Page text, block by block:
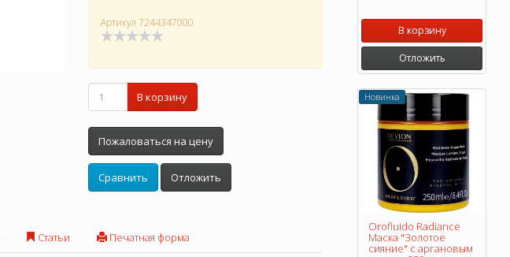
Артикул 7244347000
В корзину
Пожаловаться на цену
Сравнить Отложить
Статьи Печатная форма
В корзину
Отложить
Новинка
Orofluido Radiance
Маска "Золотое
сияние" с аргановым